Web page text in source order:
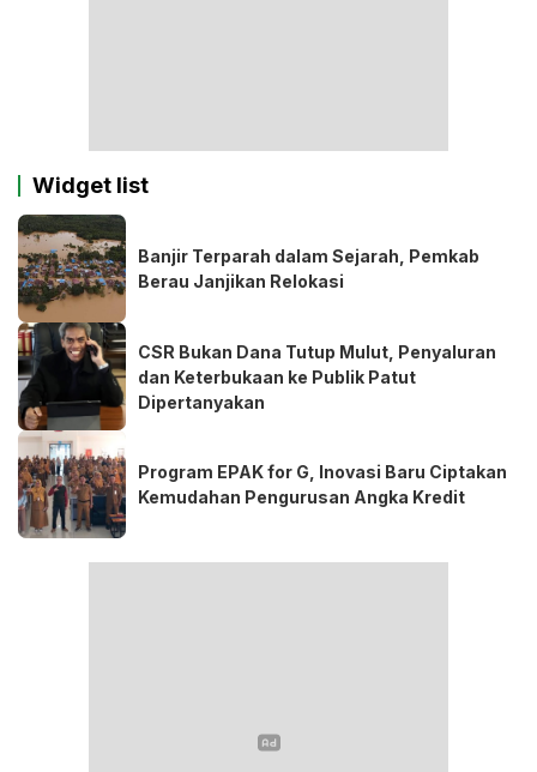
Widget list
Banjir Terparah dalam Sejarah, Pemkab
Berau Janjikan Relokasi
CSR Bukan Dana Tutup Mulut, Penyaluran
dan Keterbukaan ke Publik Patut
Dipertanyakan
Program EPAK for G, Inovasi Baru Ciptakan
Kemudahan Pengurusan Angka Kredit